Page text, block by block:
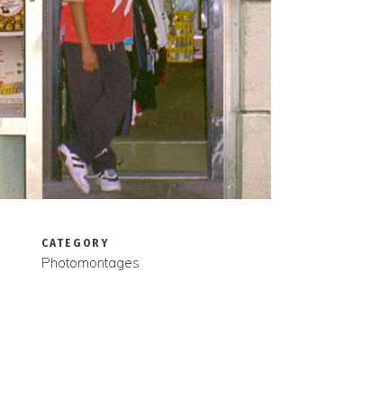
CATEGORY
Photomontages